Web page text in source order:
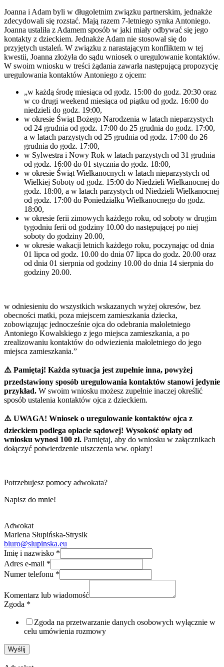
Joanna i Adam byli w długoletnim związku partnerskim, jednakże
zdecydowali się rozstać. Mają razem 7-letniego synka Antoniego.
Joanna ustaliła z Adamem sposób w jaki miały odbywać się jego
kontakty z dzieckiem. Jednakże Adam nie stosował się do
przyjętych ustaleń. W związku z narastającym konfliktem w tej
kwestii, Joanna złożyła do sądu wniosek o uregulowanie kontaktów.
W swoim wniosku w treści żądania zawarła następującą propozycję
uregulowania kontaktów Antoniego z ojcem:
„w każdą środę miesiąca od godz. 15:00 do godz. 20:30 oraz
w co drugi weekend miesiąca od piątku od godz. 16:00 do
niedzieli do godz. 19:00,
w okresie Świąt Bożego Narodzenia w latach nieparzystych
od 24 grudnia od godz. 17:00 do 25 grudnia do godz. 17:00,
a w latach parzystych od 25 grudnia od godz. 17:00 do 26
grudnia do godz. 17:00,
w Sylwestra i Nowy Rok w latach parzystych od 31 grudnia
od godz. 16:00 do 01 stycznia do godz. 18:00,
w okresie Świąt Wielkanocnych w latach nieparzystych od
Wielkiej Soboty od godz. 15:00 do Niedzieli Wielkanocnej do
godz. 18:00, a w latach parzystych od Niedzieli Wielkanocnej
od godz. 17:00 do Poniedziałku Wielkanocnego do godz.
18:00,
w okresie ferii zimowych każdego roku, od soboty w drugim
tygodniu ferii od godziny 10.00 do następującej po niej
soboty do godziny 20.00,
w okresie wakacji letnich każdego roku, poczynając od dnia
01 lipca od godz. 10.00 do dnia 07 lipca do godz. 20.00 oraz
od dnia 01 sierpnia od godziny 10.00 do dnia 14 sierpnia do
godziny 20.00.
w odniesieniu do wszystkich wskazanych wyżej okresów, bez
obecności matki, poza miejscem zamieszkania dziecka,
zobowiązując jednocześnie ojca do odebrania małoletniego
Antoniego Kowalskiego z jego miejsca zamieszkania, a po
zrealizowaniu kontaktów do odwiezienia małoletniego do jego
miejsca zamieszkania.”
⚠️ Pamiętaj! Każda sytuacja jest zupełnie inna, powyżej
przedstawiony sposób uregulowania kontaktów stanowi jedynie
przykład. W swoim wniosku możesz zupełnie inaczej określić
sposób ustalenia kontaktów ojca z dzieckiem.
⚠️ UWAGA! Wniosek o uregulowanie kontaktów ojca z
dzieckiem podlega opłacie sądowej! Wysokość opłaty od
wniosku wynosi 100 zł. Pamiętaj, aby do wniosku w załącznikach
dołączyć potwierdzenie uiszczenia ww. opłaty!
Potrzebujesz pomocy adwokata?
Napisz do mnie!
Adwokat
Marlena Słupińska-Strysik
biuro@slupinska.eu
Imię i nazwisko *
Adres e-mail *
Numer telefonu *
Komentarz lub wiadomość
Zgoda *
Zgoda na przetwarzanie danych osobowych wyłącznie w
celu umówienia rozmowy
Wyślij